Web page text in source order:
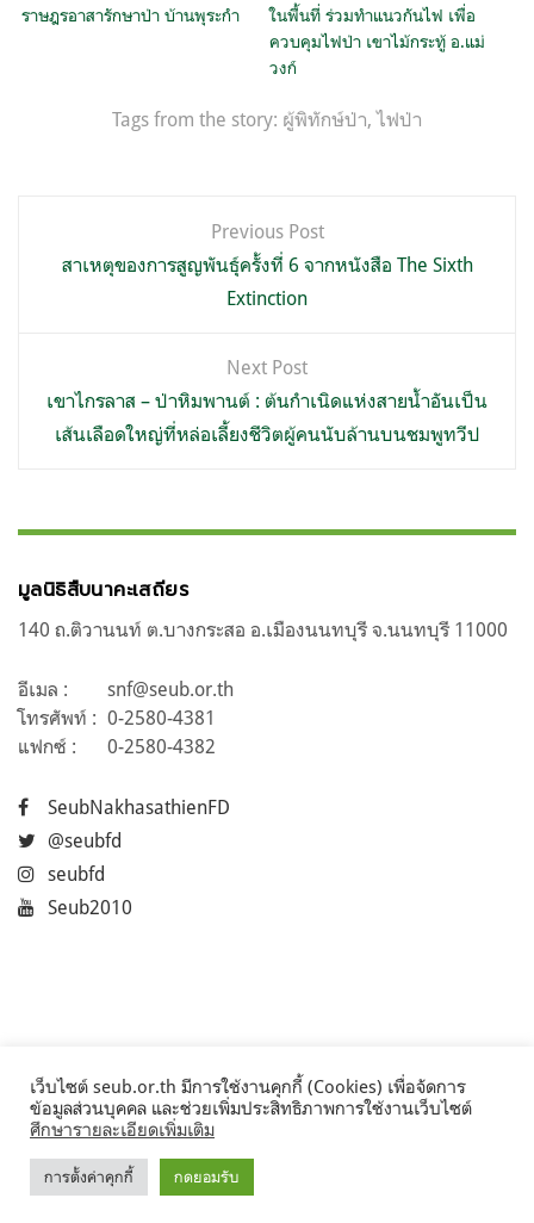
ราษฎรอาสารักษาป่า บ้านพุระกำ
ในพื้นที่ ร่วมทำแนวกันไฟ เพื่อ
ควบคุมไฟป่า เขาไม้กระทู้ อ.แม่
วงก์
Tags from the story: ผู้พิทักษ์ป่า,ไฟป่า
เรื่อง
Previous Post
สาเหตุของการสูญพันธุ์ครั้งที่ 6 จากหนังสือ The Sixth
Extinction
Next Post
เขาไกรลาส – ป่าหิมพานต์ : ต้นกำเนิดแห่งสายน้ำอันเป็น
เส้นเลือดใหญ่ที่หล่อเลี้ยงชีวิตผู้คนนับล้านบนชมพูทวีป
มูลนิธิสืบนาคะเสถียร
140 ถ.ติวานนท์ ต.บางกระสอ อ.เมืองนนทบุรี จ.นนทบุรี 11000
อีเมล :
snf@seub.or.th
โทรศัพท์ : 0-2580-4381
แฟกซ์ :
0-2580-4382
SeubNakhasathienFD
@seubfd
seubfd
Seub2010
©2017 Seub.or.th
เว็บไซต์ seub.or.th มีการใช้งานคุกกี้ (Cookies) เพื่อจัดการ
ข้อมูลส่วนบุคคล และช่วยเพิ่มประสิทธิภาพการใช้งานเว็บไซต์
ศึกษารายละเอียดเพิ่มเติม
การตั้งค่าคุกกี้ กดยอมรับ